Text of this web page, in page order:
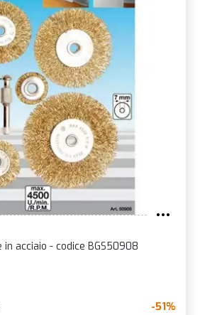
in acciaio - codice BGS50908
-51%